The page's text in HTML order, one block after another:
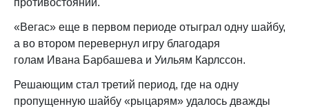
противостояний.
«Вегас» еще в первом периоде отыграл одну шайбу,
а во втором перевернул игру благодаря
голам Ивана Барбашева и Уильям Карлссон.
Решающим стал третий период, где на одну
пропущенную шайбу «рыцарям» удалось дважды